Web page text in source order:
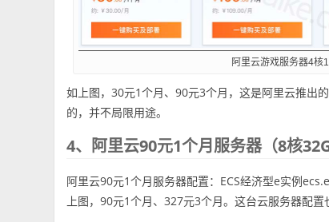
阿里云游戏服务器4核
如上图，30元1个月、90元3个月，这是阿里云推出
的，并不局限用途。
4、阿里云90元1个月服务器（8核
阿里云90元1个月服务器配置：ECS经济型e实例
上图，90元1个月、327元3个月。这台云服务器配置